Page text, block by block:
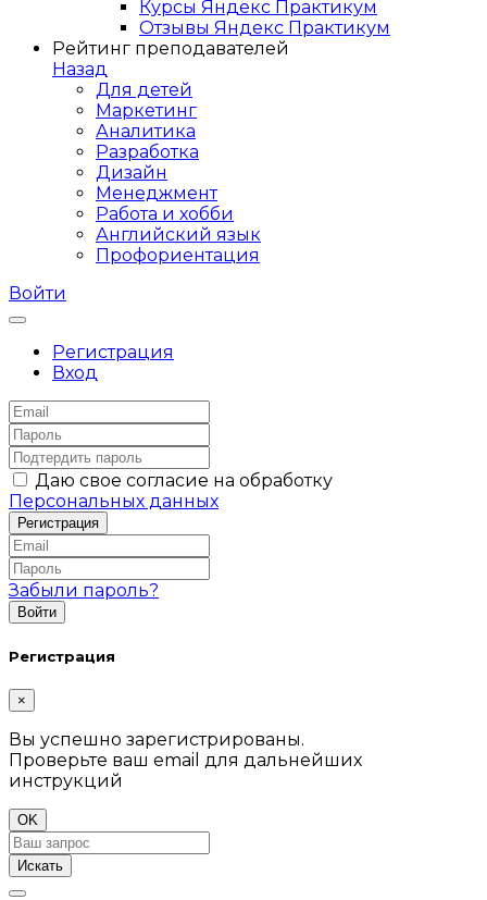
Курсы Яндекс Практикум
Отзывы Яндекс Практикум
Рейтинг преподавателей
Назад
Для детей
Маркетинг
Аналитика
Разработка
Дизайн
Менеджмент
Работа и хобби
Английский язык
Профориентация
Войти
Регистрация
Вход
Даю свое согласие на обработку
Персональных данных
Забыли пароль?
Регистрация
×
Вы успешно зарегистрированы.
Проверьте ваш email для дальнейших
инструкций
OK
Искать